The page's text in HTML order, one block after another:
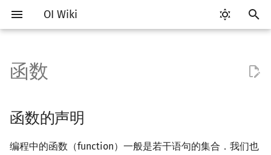
OI Wiki
入
始
搜
Getting Started
关于本项目
如何参与
比赛相关简介
赛事
题型 常见错误
工具软件简介
代码编辑工具
VS Code
评测工具 Cena
Generator
分支
循环
数组
结构体
联合体
函数的声明
实现函数：编写函数的定义
函数的调用
C++ 标准库简介
STL 容器
序列式容器
STL 算法
类
命名空间
值类别 平衡树
算法基础简介
复杂度
枚举 冒泡排序
搜索部分简介
DFS（搜索）
BFS（搜索）
动态规划部分简介
动态规划基础
记忆化搜索 斜率优化
字符串部分简介
字符串基础
标准库
数学部分简介
布尔代数
数字系统 平衡三进制
素数
快速傅里叶变换
容斥原理
内积和外积
环论
随机变量
零和游戏
高斯消元
数据结构部分简介
栈
队列 配对堆
块状链表
李超线段树
Splay 树
可持久化块状数组
线段树套平衡树
Euler Tour Tree
图论部分简介
图论相关概念
图的存储 树的中心
k 短路
最小直径生成树
割点和桥
最小割
二分图最大权匹配
计算几何部分简介
二维计算几何基础
三维计算几何基础
杂项简介
离散化
双指针 整体二分
爬山算法
RMQ
并查集应用
括号序列
函数
函数的声明
编程中的函数（function）一般是若干语句的集合．我们也